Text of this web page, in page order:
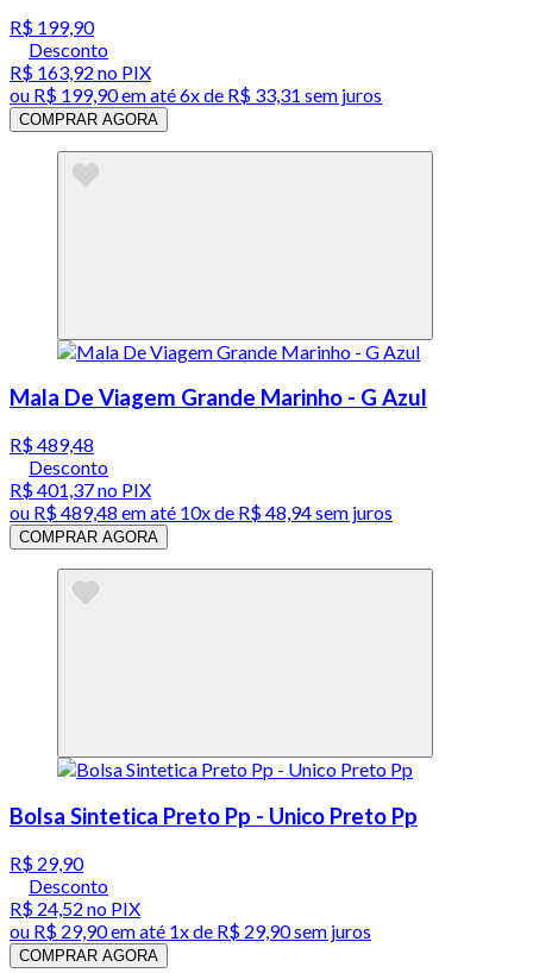
R$ 199,90
Desconto
R$ 163,92 no PIX
ou R$ 199,90em até6x de R$ 33,31 sem juros
COMPRAR AGORA
Mala De Viagem Grande Marinho - G Azul
R$ 489,48
Desconto
R$ 401,37no PIX
ou R$ 489,48 em até 10x de R$ 48,94 sem juros
COMPRAR AGORA
Bolsa Sintetica Preto Pp - Unico Preto Pp
R$ 29,90
Desconto
R$ 24,52 no PIX
ou R$ 29,90em até 1x de R$ 29,90sem juros
COMPRAR AGORA